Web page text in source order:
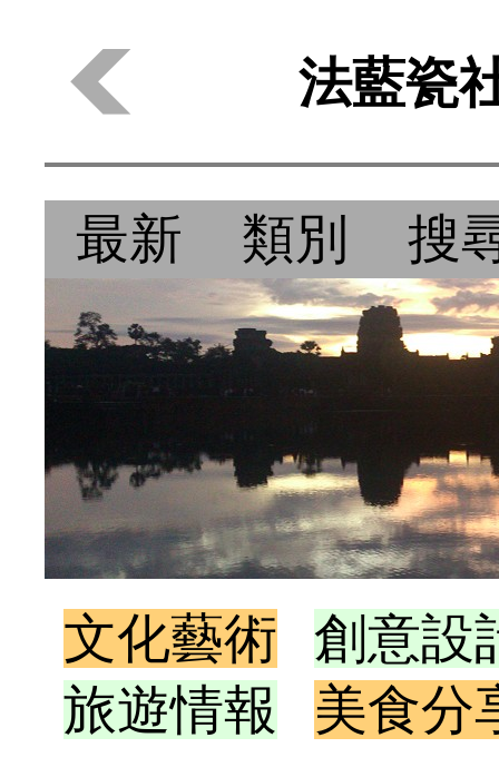
法藍瓷
最新 類別 搜
文化藝術
創意設
旅遊情報
美食分